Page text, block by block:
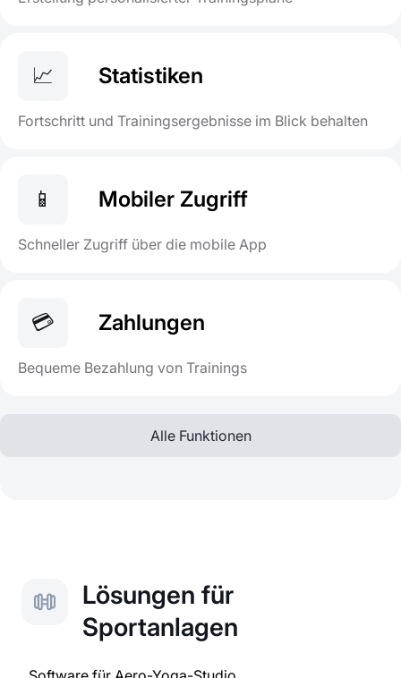
📈 Statistiken
Fortschritt und Trainingsergebnisse im Blick behalten
📱 Mobiler Zugriff
Schneller Zugriff über die mobile App
💳 Zahlungen
Bequeme Bezahlung von Trainings
Alle Funktionen
Lösungen für
Sportanlagen